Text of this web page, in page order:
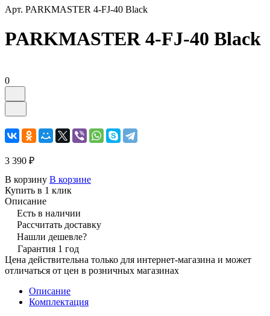
Арт. PARKMASTER 4-FJ-40 Black
PARKMASTER 4-FJ-40 Black
0
3 390 ₽
В корзину В корзине
Купить в 1 клик
Описание
Есть в наличии
Рассчитать доставку
Нашли дешевле?
Гарантия 1 год
Цена действительна только для интернет-магазина и может
отличаться от цен в розничных магазинах
Описание
Комплектация